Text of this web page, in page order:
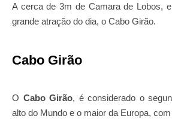
A cerca de 3m de Camara de Lobos,
grande atração do dia, o Cabo Girão.
Cabo Girão
O Cabo Girão, é considerado o
alto do Mundo e o maior da Europa,